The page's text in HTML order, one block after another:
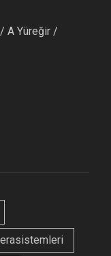
A Yüreğir /